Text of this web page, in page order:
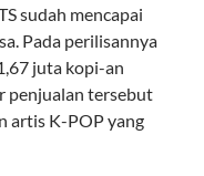
sudah mencapai
Pada perilisannya
juta kopi-an
penjualan tersebut
artis K-POP yang